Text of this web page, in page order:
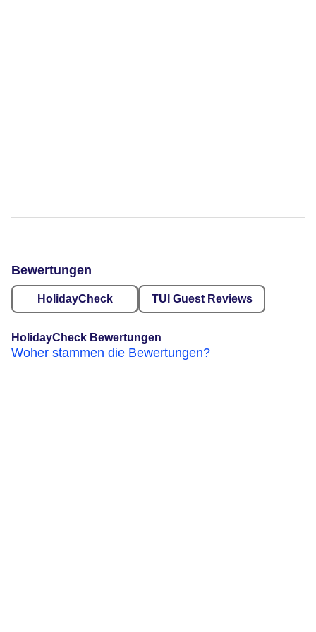
Bewertungen
HolidayCheck TUI Guest Reviews
HolidayCheck Bewertungen
Woher stammen die Bewertungen?